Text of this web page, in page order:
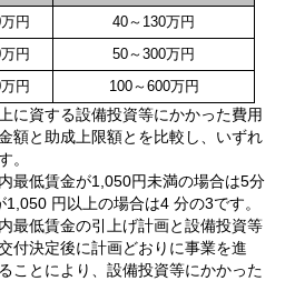
円
40～130万円
円
50～300万円
円 100～600万円
に資する設備投資等にかかった費用
額と助成上限額とを比較し、いずれ
。
最低賃金が1,050円未満の場合は5分
円以上の場合は4 分の3です。
最低賃金の引上げ計画と設備投資等
付決定後に計画どおりに事業を進
ことにより、設備投資等にかかった